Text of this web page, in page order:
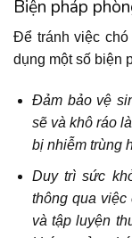
Biện pháp
Để tránh việc
dụng một số biện
Đảm bảo vệ
sẽ và khô ráo
bị nhiễm trùng
Duy trì sức
thông qua việc
và tập luyện